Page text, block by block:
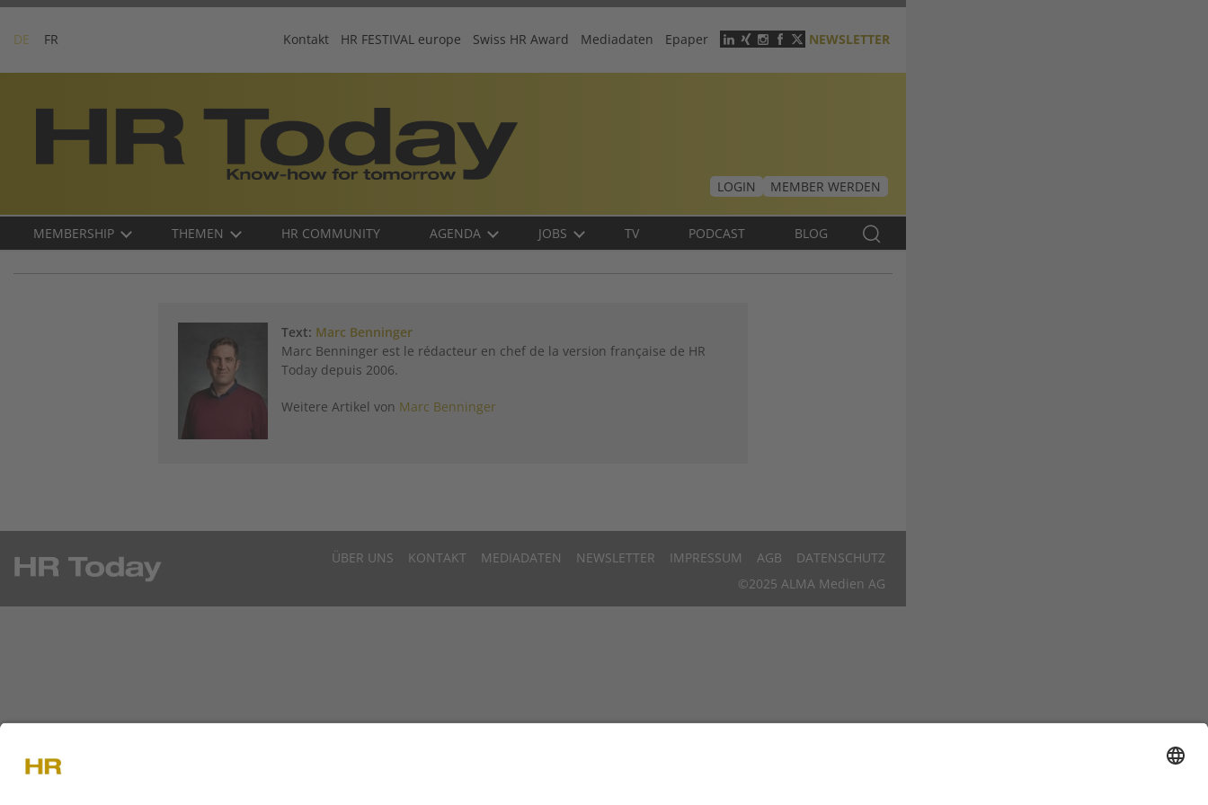
Skip
content
DE FR
Header
menu
Kontakt HR FESTIVAL europe Swiss HR Award Mediadaten Epaper NEWSLETTER
LOGIN
MEMBER WERDEN
Main
MEMBERSHIP THEMEN HR COMMUNITY AGENDA JOBS TV PODCAST BLOG
Text: Marc Benninger
Marc Benninger est le rédacteur en chef de la version française de HR
Today depuis 2006.
Weitere Artikel von Marc Benninger
DE
ÜBER UNS KONTAKT MEDIADATEN NEWSLETTER IMPRESSUM AGB
DATENSCHUTZ
©2025 ALMA Medien AG